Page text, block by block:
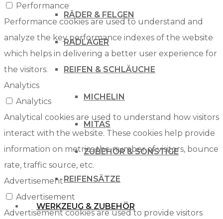
RÄDER & FELGEN
RADLAGER
REIFEN & SCHLÄUCHE
MICHELIN
MITAS
ZUBEHÖR & SONSTIGE
REIFENSÄTZE
WERKZEUG & ZUBEHÖR
Performance
Performance cookies are used to understand and
analyze the key performance indexes of the website
which helps in delivering a better user experience for
the visitors.
Analytics
Analytics
Analytical cookies are used to understand how visitors
interact with the website. These cookies help provide
information on metrics the number of visitors, bounce
rate, traffic source, etc.
Advertisement
Advertisement
Advertisement cookies are used to provide visitors